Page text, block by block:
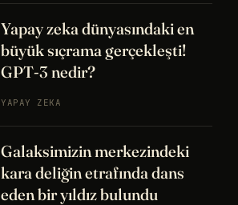
Yapay zeka dünyasındaki en
büyük sıçrama gerçekleşti!
GPT-3 nedir?
YAPAY ZEKA
Galaksimizin merkezindeki
kara deliğin etrafında dans
eden bir yıldız bulundu